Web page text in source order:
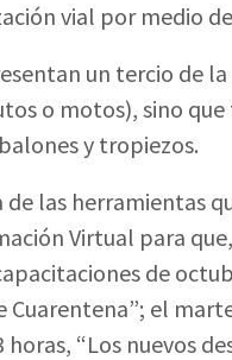
vial por medio
un tercio de
o motos), sino
y tropiezos.
las herramientas
Virtual para
de
el
“Los nuevos